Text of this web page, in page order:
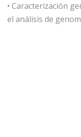
• Caracterización
el análisis de